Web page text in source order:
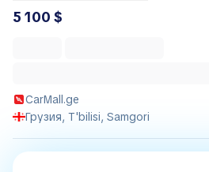
5 100 $
CarMall.ge
Грузия, T'bilisi, Samgori